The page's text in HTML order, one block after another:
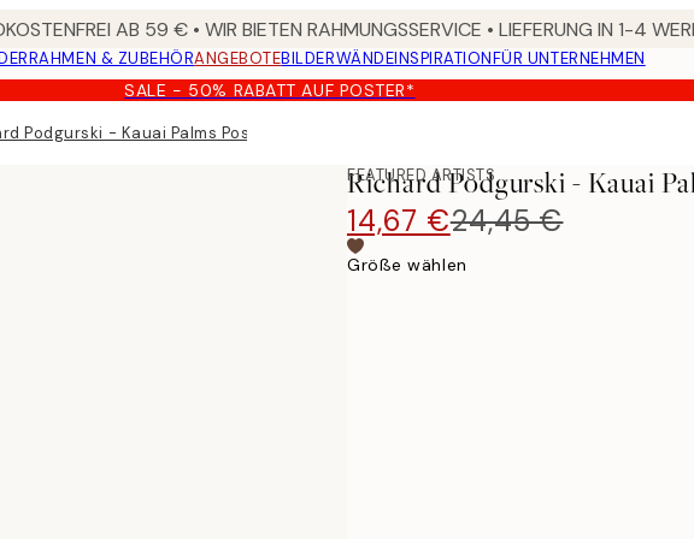
AB 59 € • WIR BIETEN RAHMUNGSSERVICE • LIEFERUNG IN 1-4
RAHMEN & ZUBEHÖRANGEBOTEBILDERWÄNDEINSPIRATIONFÜR UNTERNEHMEN
SALE - 50% RABATT AUF POSTER*
Podgurski - Kauai Palms Poster
FEATURED ARTISTS
Richard Podgurski - Kauai
14,67 €24,45 €
Größe wählen